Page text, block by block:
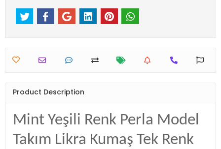
Product Description
Mint Yeşili Renk Perla Model
Takım Likra Kumaş Tek Renk